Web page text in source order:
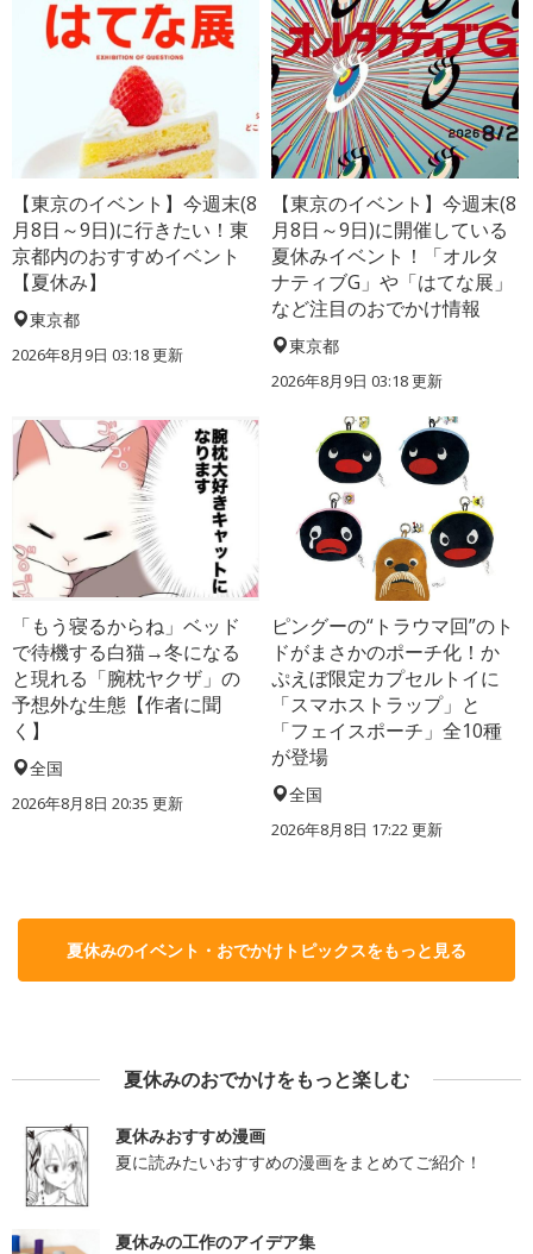
【東京のイベント】今週末(8
月8日～9日)に行きたい！東
京都内のおすすめイベント
【夏休み】
東京都
2026年8月9日 03:18更新
【東京のイベント】今週末(8
月8日～9日)に開催している
夏休みイベント！「オルタ
ナティブG」や「はてな展」
など注目のおでかけ情報
東京都
2026年8月9日 03:18更新
「もう寝るからね」ベッド
で待機する白猫→冬になる
と現れる「腕枕ヤクザ」の
予想外な生態【作者に聞
く】
全国
2026年8月8日 20:35 更新
ピングーの“トラウマ回”のト
ドがまさかのポーチ化！か
ぷえぼ限定カプセルトイに
「スマホストラップ」と
「フェイスポーチ」全10種
が登場
全国
2026年8月8日 17:22更新
夏休みのイベント・おでかけトピックスをもっと見る
夏休みのおでかけをもっと楽しむ
夏休みおすすめ漫画
夏に読みたいおすすめの漫画をまとめてご紹介！
夏休みの工作のアイデア集